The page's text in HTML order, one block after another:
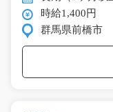
時給1,400円
群馬県前橋市